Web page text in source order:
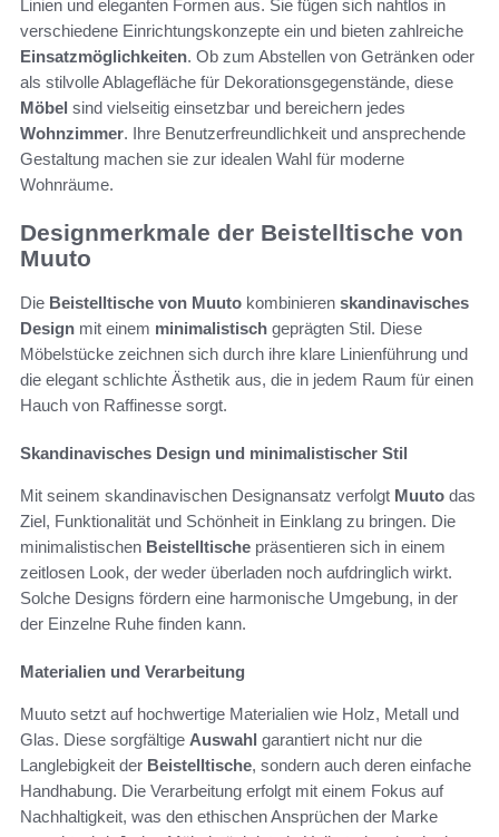
Linien und eleganten Formen aus. Sie fügen sich nahtlos in
verschiedene Einrichtungskonzepte ein und bieten zahlreiche
Einsatzmöglichkeiten. Ob zum Abstellen von Getränken oder
als stilvolle Ablagefläche für Dekorationsgegenstände, diese
Möbel sind vielseitig einsetzbar und bereichern jedes
Wohnzimmer. Ihre Benutzerfreundlichkeit und ansprechende
Gestaltung machen sie zur idealen Wahl für moderne
Wohnräume.
Designmerkmale der Beistelltische von
Muuto
Die Beistelltische von Muuto kombinieren skandinavisches
Design mit einem minimalistisch geprägten Stil. Diese
Möbelstücke zeichnen sich durch ihre klare Linienführung und
die elegant schlichte Ästhetik aus, die in jedem Raum für einen
Hauch von Raffinesse sorgt.
Skandinavisches Design und minimalistischer Stil
Mit seinem skandinavischen Designansatz verfolgt Muuto das
Ziel, Funktionalität und Schönheit in Einklang zu bringen. Die
minimalistischen Beistelltische präsentieren sich in einem
zeitlosen Look, der weder überladen noch aufdringlich wirkt.
Solche Designs fördern eine harmonische Umgebung, in der
der Einzelne Ruhe finden kann.
Materialien und Verarbeitung
Muuto setzt auf hochwertige Materialien wie Holz, Metall und
Glas. Diese sorgfältige Auswahl garantiert nicht nur die
Langlebigkeit der Beistelltische, sondern auch deren einfache
Handhabung. Die Verarbeitung erfolgt mit einem Fokus auf
Nachhaltigkeit, was den ethischen Ansprüchen der Marke